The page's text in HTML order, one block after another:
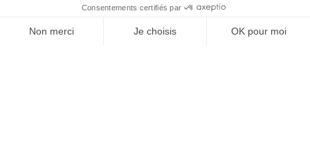
SUIVEZ-NOUS